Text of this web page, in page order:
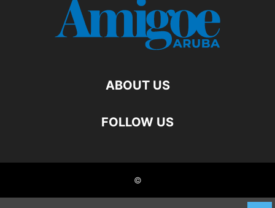
ABOUT US
FOLLOW US
©